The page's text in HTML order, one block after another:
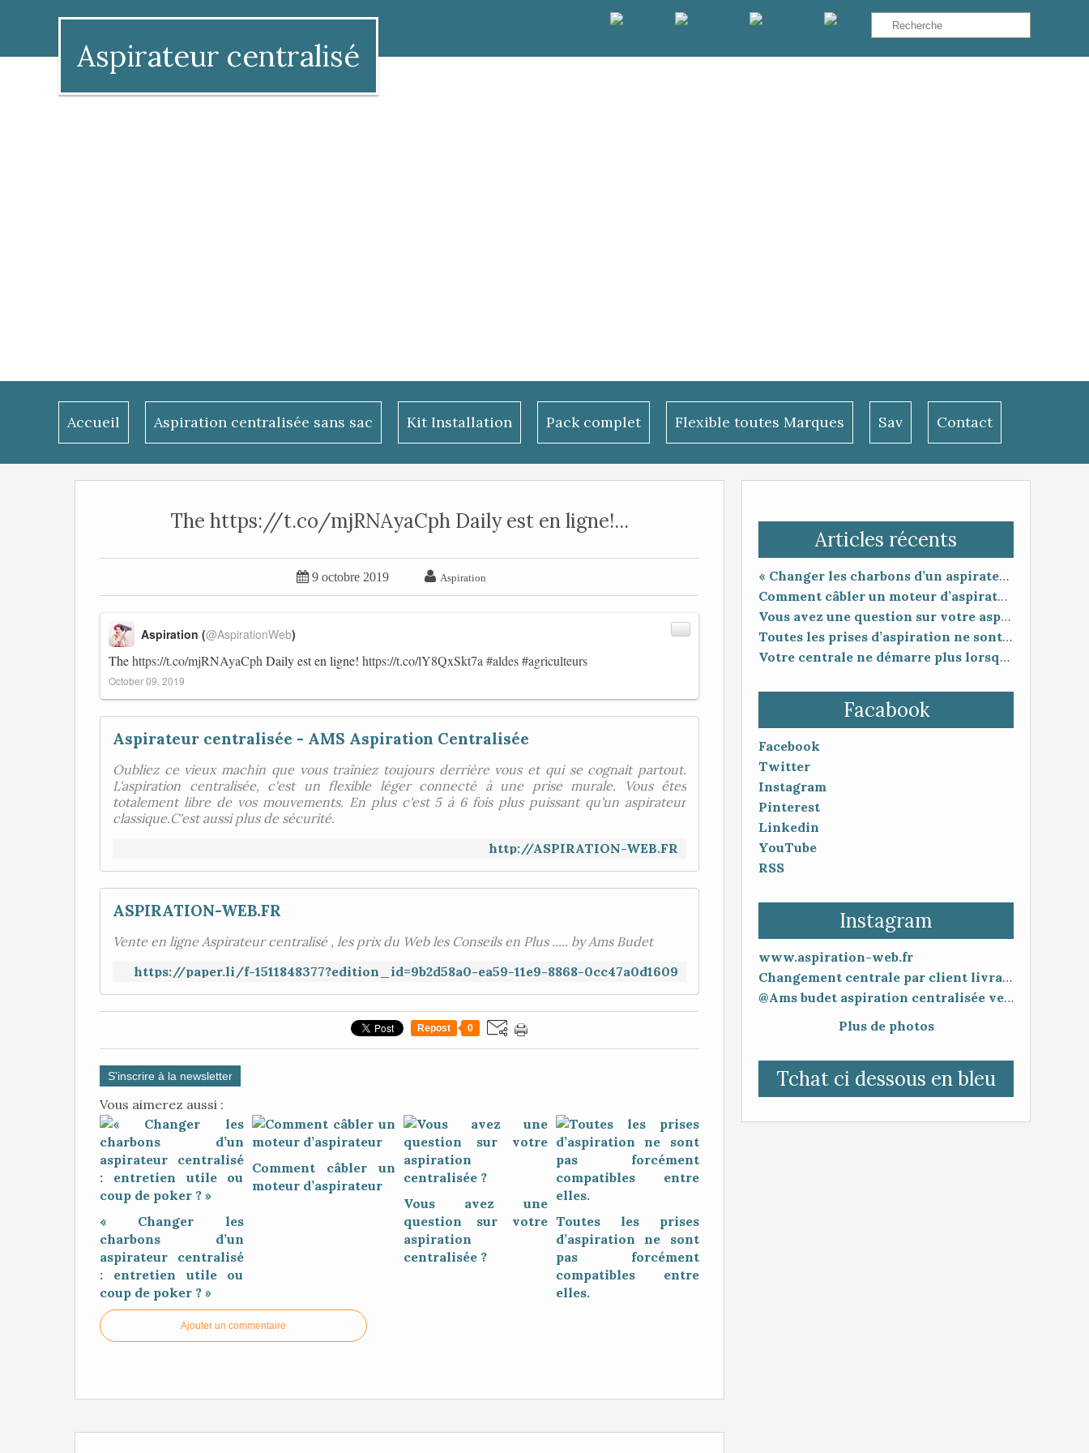
Aspirateur centralisé
Accueil Aspiration centralisée sans sac Kit Installation Pack complet Flexible toutes Marques Sav Contact
Articles récents
« Changer les charbons d’un aspirateur centralisé : entretien utile ou coup de poker ? »
Comment câbler un moteur d’aspirateur
Vous avez une question sur votre aspiration centralisée ?
Toutes les prises d’aspiration ne sont pas forcément compatibles entre elles.
Votre centrale ne démarre plus lorsque vous branchez le flexible ?
Facabook
Facebook
Twitter
Instagram
Pinterest
Linkedin
YouTube
RSS
Instagram
www.aspiration-web.fr
Changement centrale par client livraison 48h mise en service 30 minutes
@Ams budet aspiration centralisée vente en ligne www.aspiration-web.fr
Plus de photos
Tchat ci dessous en bleu
The https://t.co/mjRNAyaCph Daily est en ligne!...
 9 octobre 2019  Aspiration
Thehttps://t.co/mjRNAyaCph Daily est en ligne! https://t.co/lY8QxSkt7a #aldes#agriculteurs
Aspiration (@AspirationWeb)
October 09, 2019
Aspirateur centralisée - AMS Aspiration Centralisée
Oubliez ce vieux machin que vous traîniez toujours derrière vous et qui se cognait partout.
L'aspiration centralisée, c'est un flexible léger connecté à une prise murale. Vous êtes
totalement libre de vos mouvements. En plus c'est 5 à 6 fois plus puissant qu'un aspirateur
classique.C'est aussi plus de sécurité.
http://ASPIRATION-WEB.FR
ASPIRATION-WEB.FR
Vente en ligne Aspirateur centralisé , les prix du Web les Conseils en Plus ..... by Ams Budet
https://paper.li/f-1511848377?edition_id=9b2d58a0-ea59-11e9-8868-0cc47a0d1609
Repost 0
S'inscrire à la newsletter
Vous aimerez aussi :
« Changer les
charbons d’un
aspirateur centralisé
: entretien utile ou
coup de poker ? »
Comment câbler un
moteur d’aspirateur
Vous avez une
question sur votre
aspiration
centralisée ?
Toutes les prises
d’aspiration ne sont
pas forcément
compatibles entre
elles.
Ajouter un commentaire